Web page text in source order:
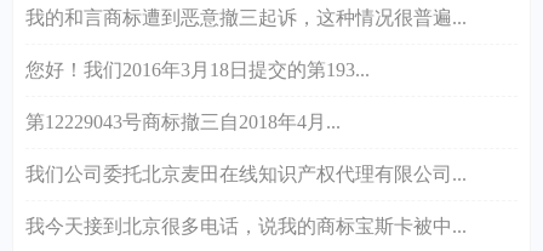
我的和言商标遭到恶意撤三起诉，这种情况很普遍...
您好！我们2016年3月18日提交的第193...
第12229043号商标撤三自2018年4月...
我们公司委托北京麦田在线知识产权代理有限公司...
我今天接到北京很多电话，说我的商标宝斯卡被中...